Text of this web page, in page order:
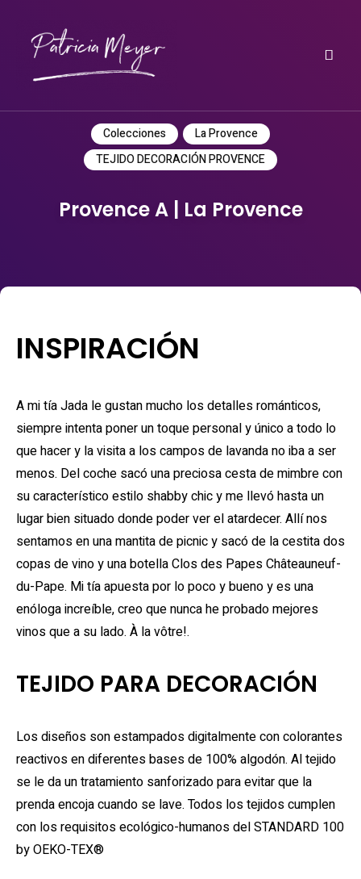
Colecciones
La Provence
TEJIDO DECORACIÓN PROVENCE
Provence A | La Provence
INSPIRACIÓN
A mi tía Jada le gustan mucho los detalles románticos,
siempre intenta poner un toque personal y único a todo lo
que hacer y la visita a los campos de lavanda no iba a ser
menos. Del coche sacó una preciosa cesta de mimbre con
su característico estilo shabby chic y me llevó hasta un
lugar bien situado donde poder ver el atardecer. Allí nos
sentamos en una mantita de picnic y sacó de la cestita dos
copas de vino y una botella Clos des Papes Châteauneuf-
du-Pape. Mi tía apuesta por lo poco y bueno y es una
enóloga increíble, creo que nunca he probado mejores
vinos que a su lado. À la vôtre!.
TEJIDO PARA DECORACIÓN
Los diseños son estampados digitalmente con colorantes
reactivos en diferentes bases de 100% algodón. Al tejido
se le da un tratamiento sanforizado para evitar que la
prenda encoja cuando se lave. Todos los tejidos cumplen
con los requisitos ecológico-humanos del STANDARD 100
by OEKO-TEX®